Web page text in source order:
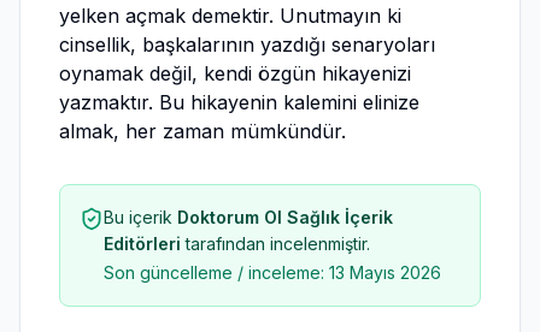
yelken açmak demektir. Unutmayın ki
cinsellik, başkalarının yazdığı senaryoları
oynamak değil, kendi özgün hikayenizi
yazmaktır. Bu hikayenin kalemini elinize
almak, her zaman mümkündür.
Bu içerik Doktorum Ol Sağlık İçerik
Editörleri tarafından incelenmiştir.
Son güncelleme / inceleme: 13 Mayıs 2026